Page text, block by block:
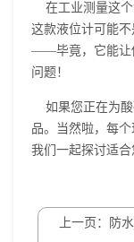
在工业测量这个
这款液位计可能
——毕竟，它能让
问题！
如果您正在为酸
品。当然啦，每
我们一起探讨适合
上一页：防